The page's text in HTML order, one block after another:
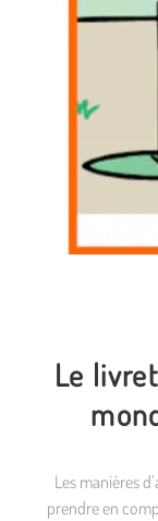
Le
Les manières
prendre en